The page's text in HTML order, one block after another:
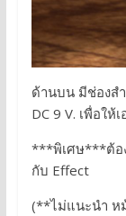
ด้านบน มีช่องส
DC 9 V. เพื่อให้
***พิเศษ***ต้อ
กับ Effect
(**ไม่แนะนำ ห